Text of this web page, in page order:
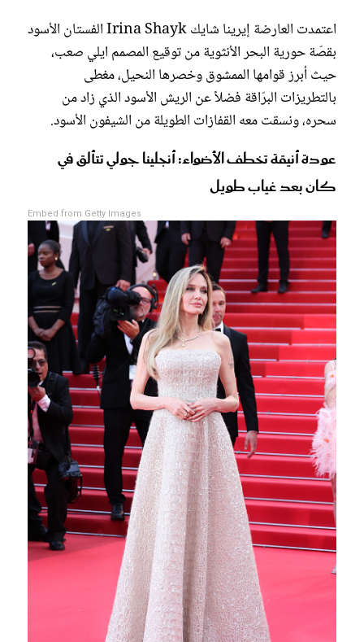
اعتمدت العارضة إيرينا شايك Irina Shayk الفستان الأسود
بقصّة حورية البحر الأنثوية من توقيع المصمم ايلي صعب،
حيث أبرز قوامها الممشوق وخصرها النحيل، مغطى
بالتطريزات البرّاقة فضلاً عن الريش الأسود الذي زاد من
سحره، ونسقت معه القفازات الطويلة من الشيفون الأسود.
عودة أنيقة تخطف الأضواء: أنجلينا جولي تتألق في
كان بعد غياب طويل
Embed from Getty Images